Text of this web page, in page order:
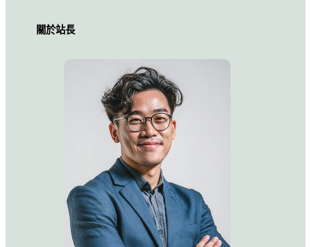
關於站長